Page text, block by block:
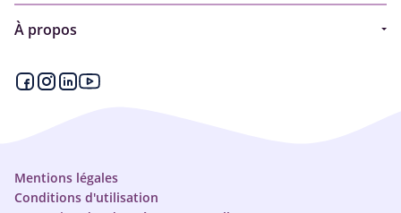
Aides financières et congés
À propos
Qui sommes-nous ?
Mentions légales
Conditions d'utilisation